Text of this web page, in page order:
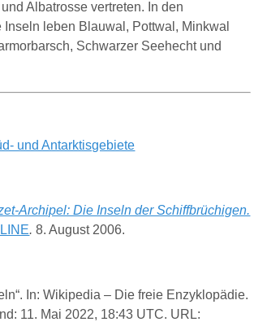
Albatrosse vertreten. In den
Inseln leben Blauwal, Pottwal, Minkwal
Schwarzer Seehecht und
und Antarktisgebiete
Archipel: Die Inseln der Schiffbrüchigen.
. 8. August 2006.
In: Wikipedia – Die freie Enzyklopädie.
11. Mai 2022, 18:43 UTC. URL: